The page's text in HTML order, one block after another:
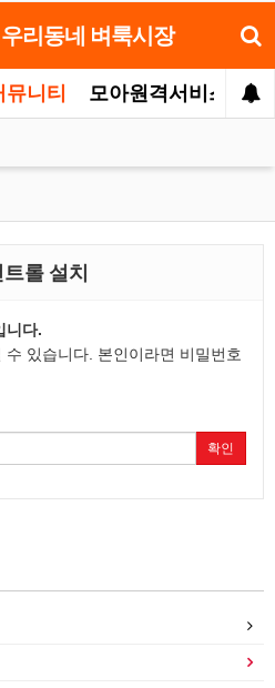
리동네 벼룩시장
뮤니티 모아원격서비스
롤 설치
니다.
있습니다. 본인이라면 비밀번호
확인